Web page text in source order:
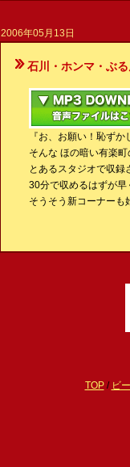
2006年05月13日
石川・ホンマ・ぶる
『お、お願い！恥ず
そんな ほの暗い有楽
とあるスタジオで収録
30分で収めるはずが早
そうそう新コーナーも
TOP/ ビ